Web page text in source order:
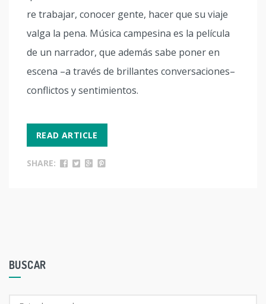
re trabajar, conocer gente, hacer que su viaje
valga la pena. Música campesina es la película
de un narrador, que además sabe poner en
escena –a través de brillantes conversaciones–
conflictos y sentimientos.
READ ARTICLE
SHARE:
BUSCAR